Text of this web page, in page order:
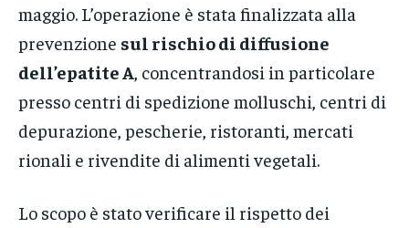
maggio. L’operazione è stata finalizzata alla
prevenzione sul rischio di diffusione
dell’epatite A , concentrandosi in particolare
presso centri di spedizione molluschi, centri di
depurazione, pescherie, ristoranti, mercati
rionali e rivendite di alimenti vegetali.
Lo scopo è stato verificare il rispetto dei